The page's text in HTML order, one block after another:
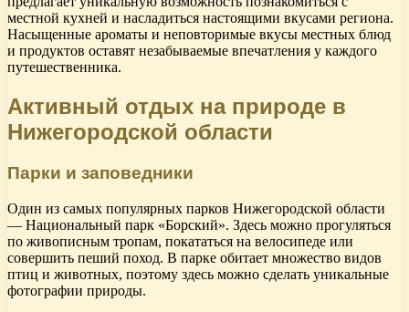
местной кухней и насладиться настоящими вкусами региона.
Насыщенные ароматы и неповторимые вкусы местных блюд
и продуктов оставят незабываемые впечатления у каждого
путешественника.
Активный отдых на природе в
Нижегородской области
Парки и заповедники
Один из самых популярных парков Нижегородской области
— Национальный парк «Борский». Здесь можно прогуляться
по живописным тропам, покататься на велосипеде или
совершить пеший поход. В парке обитает множество видов
птиц и животных, поэтому здесь можно сделать уникальные
фотографии природы.